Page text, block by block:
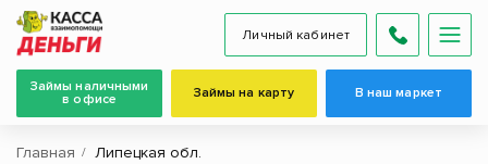
Личный кабинет
Займы наличными
в офисе
Займы на карту В наш маркет
Главная Липецкая обл.